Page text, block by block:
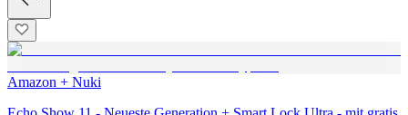
Amazon + Nuki